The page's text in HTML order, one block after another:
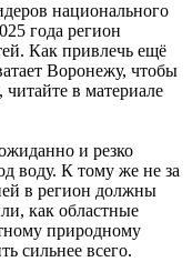
национального
года регион
Как привлечь ещё
Воронежу, чтобы
в материале
и резко
воду. К тому же не за
в регион должны
как областные
природному
сильнее всего.